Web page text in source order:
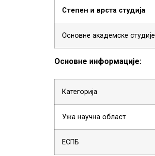
Степен и врста студија
Основне академске студије
Основне информације:
Категорија
Ужа научна област
ЕСПБ